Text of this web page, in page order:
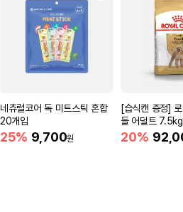
네츄럴코어 독 미트스틱 혼합
20개입
25% 9,700원
[습식캔 증정]
들 어덜트
20%